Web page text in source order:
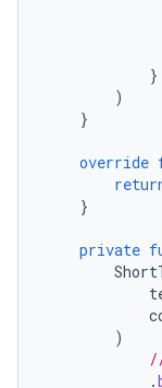
}
)
}
override
}
private
)
.